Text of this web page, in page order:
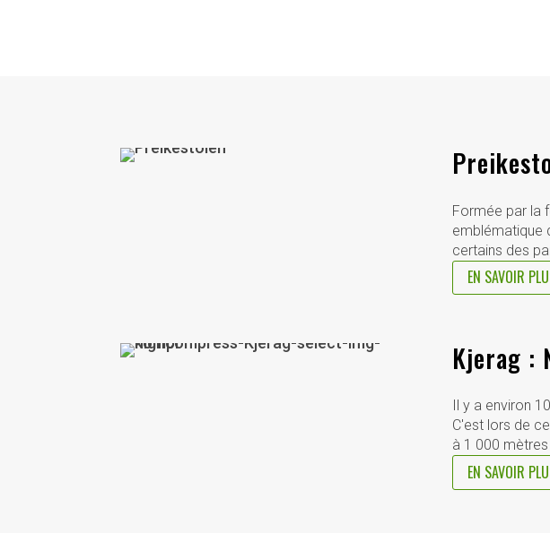
Formée par la
emblématique
certains des
EN SAVOIR
Kjerag :
Il y a environ
C'est lors de
à 1 000
EN SAVOIR